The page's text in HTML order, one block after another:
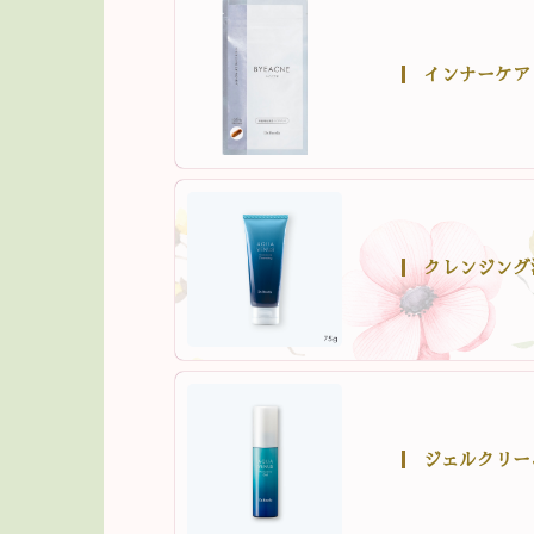
インナーケア
クレンジング
ジェルクリー